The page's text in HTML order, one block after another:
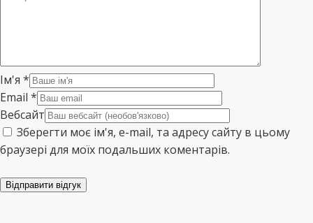
Ім'я *
Email *
Вебсайт
Зберегти моє ім'я, e-mail, та адресу сайту в цьому
браузері для моїх подальших коментарів.
Відправити відгук